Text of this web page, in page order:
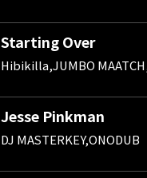
Starting Over
Hibikilla,JUMBO
Jesse Pinkman
DJ MASTERKEY,ONODUB